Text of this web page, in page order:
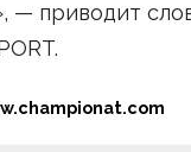
— приводит